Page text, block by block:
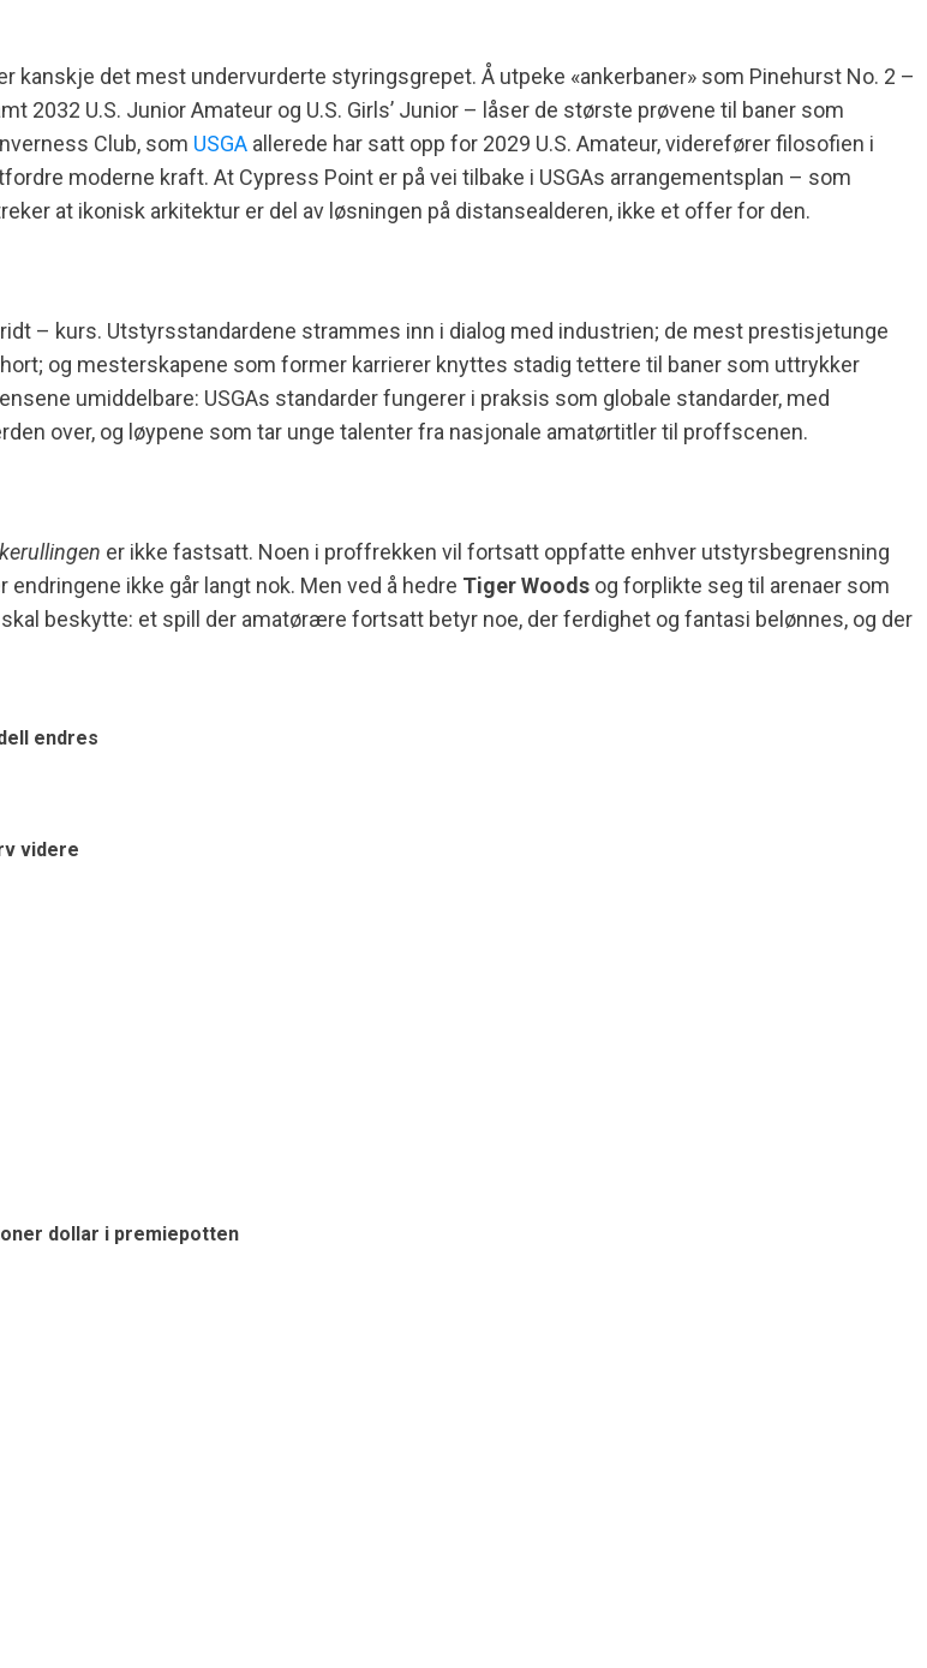
det mest undervurderte styringsgrepet. Å utpeke «ankerbaner» som Pinehurst No. 2 –
2032 U.S. Junior Amateur og U.S. Girls’ Junior – låser de største prøvene til baner som
Club, som USGA allerede har satt opp for 2029 U.S. Amateur, viderefører filosofien i
moderne kraft. At Cypress Point er på vei tilbake i USGAs arrangementsplan – som
at ikonisk arkitektur er del av løsningen på distansealderen, ikke et offer for den.
– kurs. Utstyrsstandardene strammes inn i dialog med industrien; de mest prestisjetunge
og mesterskapene som former karrierer knyttes stadig tettere til baner som uttrykker
umiddelbare: USGAs standarder fungerer i praksis som globale standarder, med
over, og løypene som tar unge talenter fra nasjonale amatørtitler til proffscenen.
er ikke fastsatt. Noen i proffrekken vil fortsatt oppfatte enhver utstyrsbegrensning
ikke går langt nok. Men ved å hedre Tiger Woods og forplikte seg til arenaer som
beskytte: et spill der amatørære fortsatt betyr noe, der ferdighet og fantasi belønnes, og der
endres
videre
dollar i premiepotten